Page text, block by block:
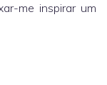
me inspirar um